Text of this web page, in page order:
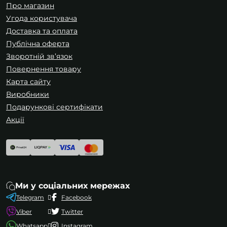
Великобританії, Ірландії та деяких інших
країнах.
Тип I (Австралія та Нова Зеландія)
вилки мають два плоских контакти у V-
подібній формі і іноді заземлювальний
контакт.
Про магазин
Угода користувача
Доставка та оплата
Публічна оферта
Зворотній зв’язок
Повернення товару
Карта сайту
Виробники
Подарункові сертифікати
Акції
Ми у соціальних мережах
Telegram
Viber
Whatsapp
Facebook
Twitter
Instagram